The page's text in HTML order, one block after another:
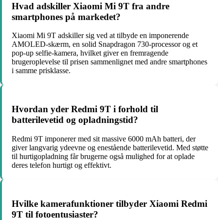
Hvad adskiller Xiaomi Mi 9T fra andre
smartphones på markedet?
Xiaomi Mi 9T adskiller sig ved at tilbyde en imponerende
AMOLED-skærm, en solid Snapdragon 730-processor og et
pop-up selfie-kamera, hvilket giver en fremragende
brugeroplevelse til prisen sammenlignet med andre smartphones
i samme prisklasse.
Hvordan yder Redmi 9T i forhold til
batterilevetid og opladningstid?
Redmi 9T imponerer med sit massive 6000 mAh batteri, der
giver langvarig ydeevne og enestående batterilevetid. Med støtte
til hurtigopladning får brugerne også mulighed for at oplade
deres telefon hurtigt og effektivt.
Hvilke kamerafunktioner tilbyder Xiaomi Redmi
9T til fotoentusiaster?